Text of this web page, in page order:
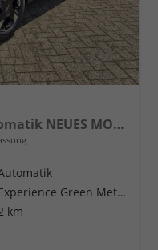
Vision 1.6 T-GDi 150PS Automatik NEUES MODELL MY26 FACELIFT Sitzheizung Lenkradheizung Klimaautomatik Navi Bluetooth Touchscreen Apple CarPlay Android Auto PDC v+h 17"LM Rückf.Kamera ACC 2x Keyless
Experience Green Metallic
km